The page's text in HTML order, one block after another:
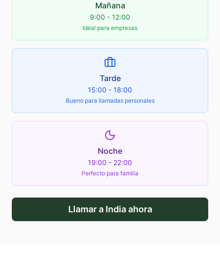
Mañana
9:00 - 12:00
Ideal para empresas
Tarde
15:00 - 18:00
Bueno para llamadas personales
Noche
19:00 - 22:00
Perfecto para familia
Llamar a Indiaahora